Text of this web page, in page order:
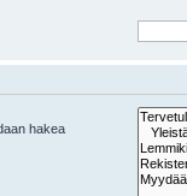
hakea